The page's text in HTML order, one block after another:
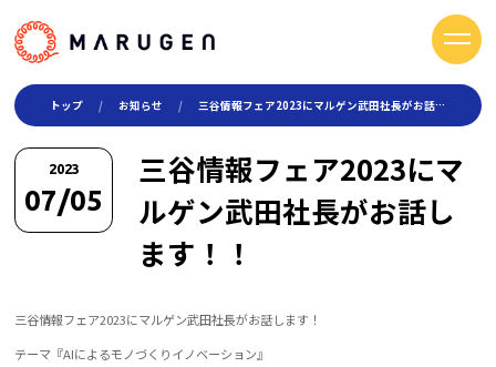
トップ
製品・製造について
技術紹介
社長メッセージ
会社概要
トップ お知らせ 三谷情報フェア2023にマルゲン武田社長がお話します！！
2023
07/05
三谷情報フェア2023にマ
ルゲン武田社長がお話し
ます！！
三谷情報フェア2023にマルゲン武田社長がお話します！
テーマ『AIによるモノづくりイノベーション』